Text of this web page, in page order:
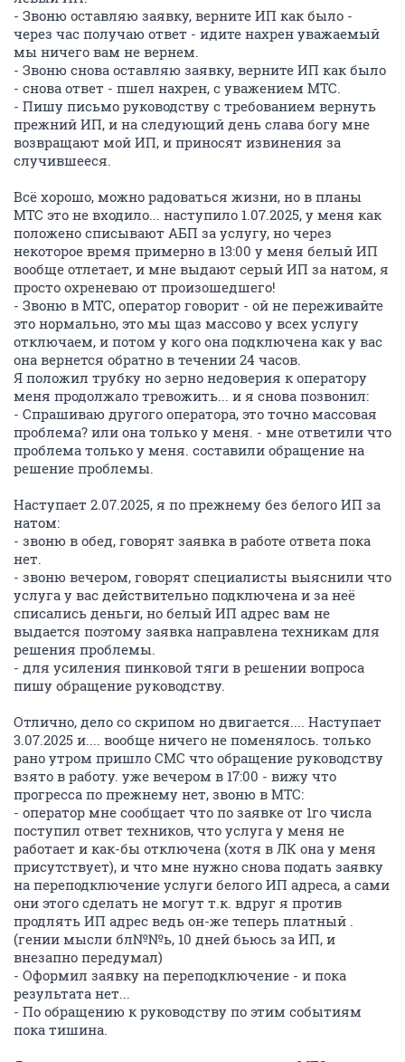
- Звоню оставляю заявку, верните ИП как было -
через час получаю ответ - идите нахрен уважаемый
мы ничего вам не вернем.
- Звоню снова оставляю заявку, верните ИП как было
- снова ответ - пшел нахрен, с уважением МТС.
- Пишу письмо руководству с требованием вернуть
прежний ИП, и на следующий день слава богу мне
возвращают мой ИП, и приносят извинения за
случившееся.
Всё хорошо, можно радоваться жизни, но в планы
МТС это не входило... наступило 1.07.2025, у меня как
положено списывают АБП за услугу, но через
некоторое время примерно в 13:00 у меня белый ИП
вообще отлетает, и мне выдают серый ИП за натом, я
просто охреневаю от произошедшего!
- Звоню в МТС, оператор говорит - ой не переживайте
это нормально, это мы щаз массово у всех услугу
отключаем, и потом у кого она подключена как у вас
она вернется обратно в течении 24 часов.
Я положил трубку но зерно недоверия к оператору
меня продолжало тревожить... и я снова позвонил:
- Спрашиваю другого оператора, это точно массовая
проблема? или она только у меня. - мне ответили что
проблема только у меня. составили обращение на
решение проблемы.
Наступает 2.07.2025, я по прежнему без белого ИП за
натом:
- звоню в обед, говорят заявка в работе ответа пока
нет.
- звоню вечером, говорят специалисты выяснили что
услуга у вас действительно подключена и за неё
списались деньги, но белый ИП адрес вам не
выдается поэтому заявка направлена техникам для
решения проблемы.
- для усиления пинковой тяги в решении вопроса
пишу обращение руководству.
Отлично, дело со скрипом но двигается.... Наступает
3.07.2025 и.... вообще ничего не поменялось. только
рано утром пришло СМС что обращение руководству
взято в работу. уже вечером в 17:00 - вижу что
прогресса по прежнему нет, звоню в МТС:
- оператор мне сообщает что по заявке от 1го числа
поступил ответ техников, что услуга у меня не
работает и как-бы отключена (хотя в ЛК она у меня
присутствует), и что мне нужно снова подать заявку
на переподключение услуги белого ИП адреса, а сами
они этого сделать не могут т.к. вдруг я против
продлять ИП адрес ведь он-же теперь платный .
(гении мысли бл№№ь, 10 дней бьюсь за ИП, и
внезапно передумал)
- Оформил заявку на переподключение - и пока
результата нет...
- По обращению к руководству по этим событиям
пока тишина.